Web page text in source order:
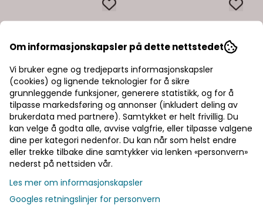
Om informasjonskapsler på dette nettstedet
Vi bruker egne og tredjeparts informasjonskapsler
(cookies) og lignende teknologier for å sikre
grunnleggende funksjoner, generere statistikk, og for å
tilpasse markedsføring og annonser (inkludert deling av
brukerdata med partnere). Samtykket er helt frivillig. Du
kan velge å godta alle, avvise valgfrie, eller tilpasse valgene
dine per kategori nedenfor. Du kan når som helst endre
eller trekke tilbake dine samtykker via lenken «personvern»
nederst på nettsiden vår.
Les mer om informasjonskapsler
Googles retningslinjer for personvern